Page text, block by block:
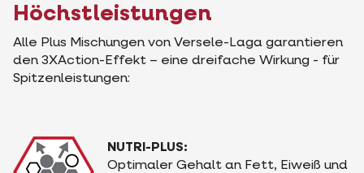
Höchstleistungen
Alle Plus Mischungen von Versele-Laga garantieren
den 3XAction-Effekt – eine dreifache Wirkung - für
Spitzenleistungen:
NUTRI-PLUS:
Optimaler Gehalt an Fett, Eiweiß und